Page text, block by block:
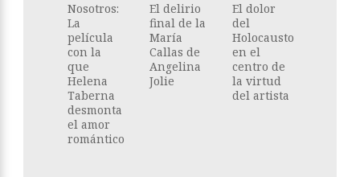
Nosotros:
La
película
con la
que
Helena
Taberna
desmonta
el amor
romántico
El delirio
final de la
María
Callas de
Angelina
Jolie
El dolor
del
Holocausto
en el
centro de
la virtud
del artista